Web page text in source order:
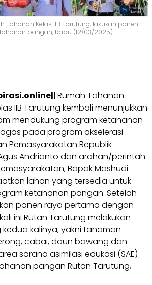
Tahanan Kelas IIB Tarutung, lakukan panen
pangan, Rabu (12/03/2025)
Rumah Tahanan
IIB Tarutung kembali menunjukkan
mendukung program ketahanan
pada program akselerasi
Pemasyarakatan Republik
Andrianto dan arahan/perintah
Bapak Mashudi
lahan yang tersedia untuk
ketahanan pangan. Setelah
panen raya pertama dengan
ini Rutan Tarutung melakukan
kalinya, yakni tanaman
cabai, daun bawang dan
sarana asimilasi edukasi (SAE)
pangan Rutan Tarutung,